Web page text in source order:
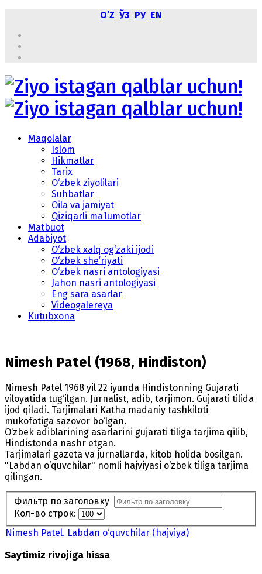
OʼZ ЎЗ РУ EN
Maqolalar
Islom
Hikmatlar
Tarix
O‘zbek ziyolilari
Suhbatlar
Oila va jamiyat
Qiziqarli ma’lumotlar
Matbuot
Adabiyot
O‘zbek xalq og‘zaki ijodi
O‘zbek she’riyati
O‘zbek nasri antologiyasi
Jahon nasri antologiyasi
Eng sara asarlar
Videogalereya
Kutubxona
Nimesh Patel (1968, Hindiston)
Nimesh Patel 1968 yil 22 iyunda Hindistonning Gujarati
viloyatida tug‘ilgan. Jurnalist, adib, tarjimon. Gujarati tilida
ijod qiladi. Tarjimalari Katha madaniy tashkiloti
mukofotiga sazovor bo‘lgan.
O‘zbek adiblarining asarlarini gujarati tiliga tarjima qilib,
Hindistonda nashr etgan.
Tarjimalari gazeta va jurnallarda, kitob holida bosilgan.
"Labdan o‘quvchilar" nomli hajviyasi o‘zbek tiliga tarjima
qilingan.
Фильтр по заголовку
Кол-во строк:
Nimesh Patel. Labdan o‘quvchilar (hajviya)
Saytimiz rivojiga hissa